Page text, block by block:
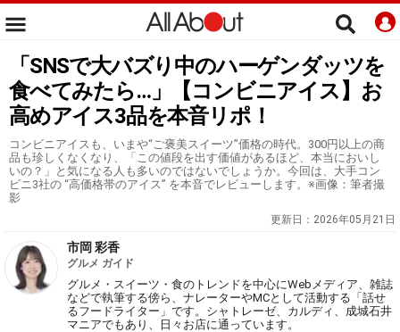
「SNSで大バズり中のハーゲンダッツを
食べてみたら…」【コンビニアイス】お
高めアイス3品を本音リポ！
コンビニアイスも、いまや“ご褒美スイーツ”価格の時代。300円以上の商
品も珍しくなくなり、「この値段を出す価値があるほど、本当においし
いの？」と気になる人も多いのではないでしょうか。今回は、大手コン
ビニ3社の “高価格帯のアイス” を本音でレビューします。※画像：筆者撮
影
更新日： 2026年05月21日
市岡 彩香
グルメ ガイド
グルメ・スイーツ・食のトレンドを中心にWebメディア、雑誌
などで執筆する傍ら、ナレーターやMCとして活動する「話せ
るフードライター」です。シャトレーゼ、カルディ、成城石井
マニアでもあり、日々お店に通っています。